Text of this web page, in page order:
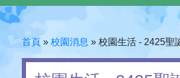
首頁 » 校園消息 » 校園生活 - 2425聖